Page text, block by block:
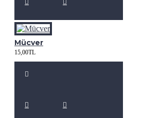
Mücver
15,00TL